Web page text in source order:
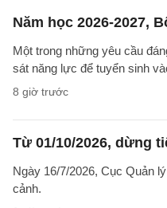
Năm học 2026-2027,
Một trong những yêu cầu
sát năng lực để tuyển sinh
8 giờ trước
Từ 01/10/2026, dừng
Ngày 16/7/2026, Cục Quản
cảnh.